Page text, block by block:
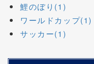
鯉のぼり(1)
ワールドカップ(1)
サッカー(1)